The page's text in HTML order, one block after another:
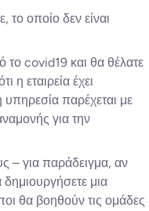
το οποίο δεν είναι
το covid19 και θα θέλατε
η εταιρεία έχει
υπηρεσία παρέχεται με
για την
– για παράδειγμα, αν
δημιουργήσετε μια
θα βοηθούν τις ομάδες